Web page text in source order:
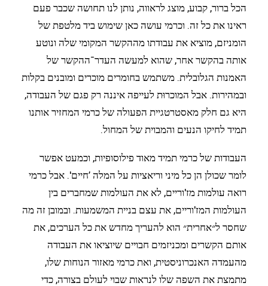
הכל ברור, קבוע, מוצג לראווה, נותן לנו תחושה שכבר פעם
ראינו את כל זה. וכרמי עושה כאן שימוש ביד מלטפת של
הומניזם, מוציא את עבודתו מההקשר המקומי שלה ונוטע
אותה בהקשר אחר, שהוא למעשה העדר־ההקשר של
האמנות הגלובלית. משתמש בחומרים מוכרים ומובנים בקלות
ובמהירות. אבל המוכרוּת לעייפה איננה רק פגם של העבודה,
היא גם חלק מאסטרטגיית הפעולה של כרמי המחזיר אותנו
תמיד לחיקו הנעים והמבוית של המחול.
העבודות של כרמי תמיד מאוד פילוסופיות, וכמעט אפשר
לומר שכולן הן כל מיני וריאציות על המלה ’חיים'. אבל כרמי
רואה עולמות מז'וריים, לא את העולמות שמחברים בין
העולמות המז'וריים, את עצם בניית המשמעות. ובמובן זה מה
שחסר ל״אחרית״ הוא להעריך מחדש את כל הערכים, את
אותם הקשרים ומכניזמים חבויים שיוציאו את העבודה
מהעמדה האנכרוניסטית, ואת כרמי מאזור הנוחות שלו,
מתמצת את השפה שלו לנראות שבוי לעולם בצורה, כדי